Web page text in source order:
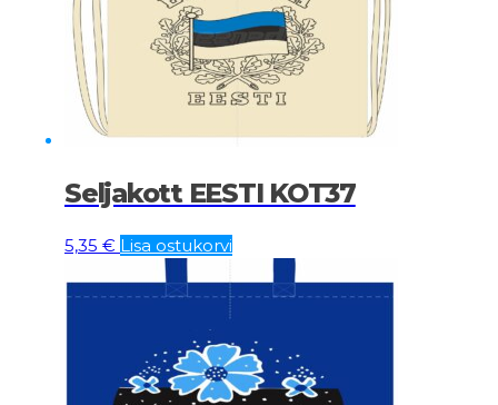
Seljakott EESTI KOT37
5,35 € Lisa ostukorvi